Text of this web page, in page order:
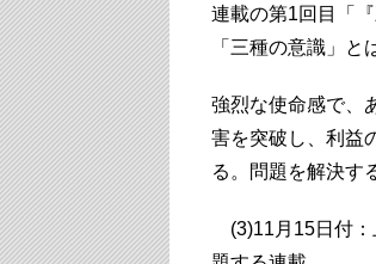
連載の第1回目「
「三種の意識」
強烈な使命感で、
害を突破し、利益
る。問題を解決す
(3)11月15日付：